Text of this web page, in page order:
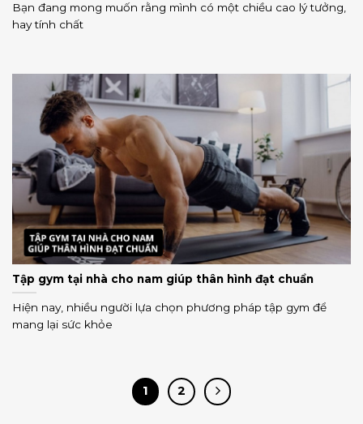
Bạn đang mong muốn rằng mình có một chiều cao lý tưởng,
hay tính chất
Tập gym tại nhà cho nam giúp thân hình đạt chuẩn
Hiện nay, nhiều người lựa chọn phương pháp tập gym để
mang lại sức khỏe
1 2